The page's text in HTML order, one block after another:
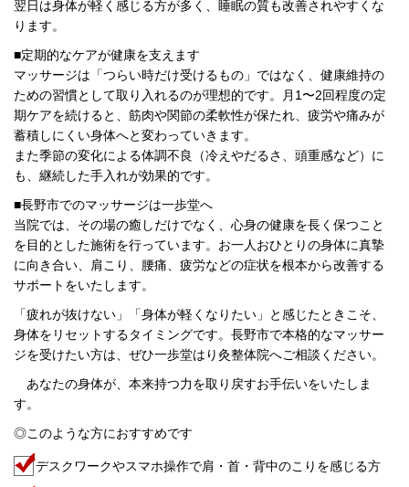
翌日は身体が軽く感じる方が多く、睡眠の質も改善されやすくな
ります。
■定期的なケアが健康を支えます
マッサージは「つらい時だけ受けるもの」ではなく、健康維持の
ための習慣として取り入れるのが理想的です。月1〜2回程度の定
期ケアを続けると、筋肉や関節の柔軟性が保たれ、疲労や痛みが
蓄積しにくい身体へと変わっていきます。
また季節の変化による体調不良（冷えやだるさ、頭重感など）に
も、継続した手入れが効果的です。
■長野市でのマッサージは一歩堂へ
当院では、その場の癒しだけでなく、心身の健康を長く保つこと
を目的とした施術を行っています。お一人おひとりの身体に真摯
に向き合い、肩こり、腰痛、疲労などの症状を根本から改善する
サポートをいたします。
「疲れが抜けない」「身体が軽くなりたい」と感じたときこそ、
身体をリセットするタイミングです。長野市で本格的なマッサー
ジを受けたい方は、ぜひ一歩堂はり灸整体院へご相談ください。
あなたの身体が、本来持つ力を取り戻すお手伝いをいたしま
す。
◎このような方におすすめです
デスクワークやスマホ操作で肩・首・背中のこりを感じる方